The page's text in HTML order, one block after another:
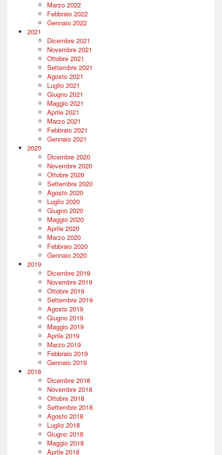
Marzo 2022
Febbraio 2022
Gennaio 2022
2021
Dicembre 2021
Novembre 2021
Ottobre 2021
Settembre 2021
Agosto 2021
Luglio 2021
Giugno 2021
Maggio 2021
Aprile 2021
Marzo 2021
Febbraio 2021
Gennaio 2021
2020
Dicembre 2020
Novembre 2020
Ottobre 2020
Settembre 2020
Agosto 2020
Luglio 2020
Giugno 2020
Maggio 2020
Aprile 2020
Marzo 2020
Febbraio 2020
Gennaio 2020
2019
Dicembre 2019
Novembre 2019
Ottobre 2019
Settembre 2019
Agosto 2019
Giugno 2019
Maggio 2019
Aprile 2019
Marzo 2019
Febbraio 2019
Gennaio 2019
2018
Dicembre 2018
Novembre 2018
Ottobre 2018
Settembre 2018
Agosto 2018
Luglio 2018
Giugno 2018
Maggio 2018
Aprile 2018